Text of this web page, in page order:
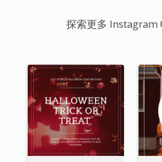
探索更多 Instagram